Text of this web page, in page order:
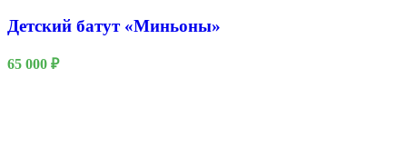
Детский батут «Миньоны»
65 000 ₽